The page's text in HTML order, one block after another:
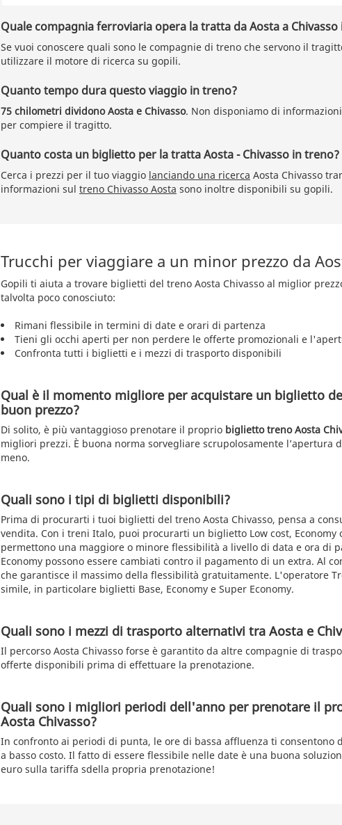
Quale compagnia ferroviaria opera la tratta da Aosta a
Se vuoi conoscere quali sono le compagnie di treno che servono il
utilizzare il motore di ricerca su gopili.
Quanto tempo dura questo viaggio in treno?
75 chilometri dividono Aosta e Chivasso. Non disponiamo di
per compiere il tragitto.
Quanto costa un biglietto per la tratta Aosta - Chivasso in treno?
Cerca i prezzi per il tuo viaggio lanciando una ricerca Aosta Chivasso
informazioni sul treno Chivasso Aosta sono inoltre disponibili su gopili.
Trucchi per viaggiare a un minor prezzo da
Gopili ti aiuta a trovare biglietti del treno Aosta Chivasso al miglior
talvolta poco conosciuto:
Rimani flessibile in termini di date e orari di partenza
Tieni gli occhi aperti per non perdere le offerte promozionali e
Confronta tutti i biglietti e i mezzi di trasporto disponibili
Qual è il momento migliore per acquistare un biglietto
buon prezzo?
Di solito, è più vantaggioso prenotare il proprio biglietto treno Aosta
migliori prezzi. È buona norma sorvegliare scrupolosamente l’apertura
meno.
Quali sono i tipi di biglietti disponibili?
Prima di procurarti i tuoi biglietti del treno Aosta Chivasso, pensa a
vendita. Con i treni Italo, puoi procurarti un biglietto Low cost, Economy
permettono una maggiore o minore flessibilità a livello di data e ora di
Economy possono essere cambiati contro il pagamento di un extra. Al
che garantisce il massimo della flessibilità gratuitamente. L'operatore
simile, in particolare biglietti Base, Economy e Super Economy.
Quali sono i mezzi di trasporto alternativi tra Aosta e
Il percorso Aosta Chivasso forse è garantito da altre compagnie di
offerte disponibili prima di effettuare la prenotazione.
Quali sono i migliori periodi dell'anno per prenotare il
Aosta Chivasso?
In confronto ai periodi di punta, le ore di bassa affluenza ti consentono
a basso costo. Il fatto di essere flessibile nelle date è una buona
euro sulla tariffa sdella propria prenotazione!